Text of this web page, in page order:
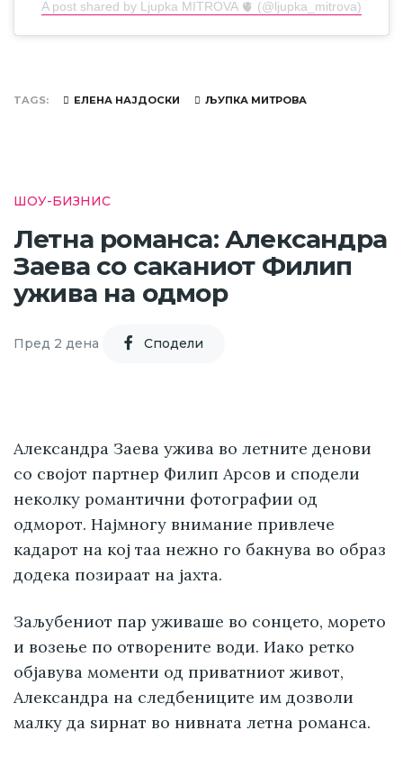
A post shared by Ljupka MITROVA 🫀 (@ljupka_mitrova)
TAGS ЕЛЕНА НАЈДОСКИ ЉУПКА МИТРОВА
ШОУ-БИЗНИС
Летна романса: Александра
Заева со саканиот Филип
ужива на одмор
Пред 2 дена Cподели
Александра Заева ужива во летните денови
со својот партнер Филип Арсов и сподели
неколку романтични фотографии од
одморот. Најмногу внимание привлече
кадарот на кој таа нежно го бакнува во образ
додека позираат на јахта.
Заљубениот пар уживаше во сонцето, морето
и возење по отворените води. Иако ретко
објавува моменти од приватниот живот,
Александра на следбениците им дозволи
малку да ѕирнат во нивната летна романса.